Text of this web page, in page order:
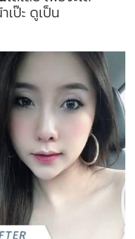
ป๊ะ ดูเป็น